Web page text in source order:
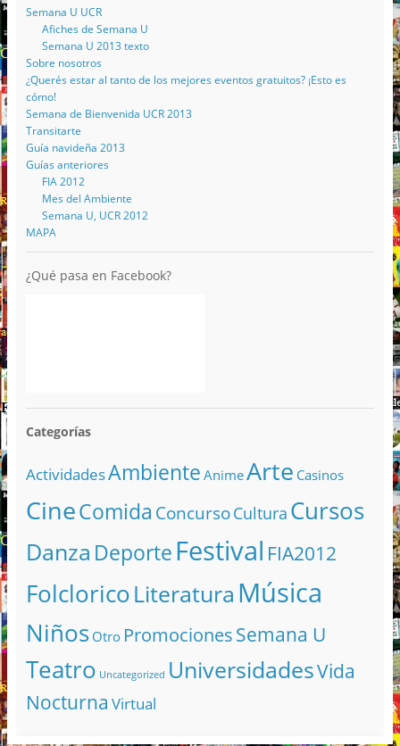
Semana U UCR
Afiches de Semana U
Semana U 2013 texto
Sobre nosotros
¿Querés estar al tanto de los mejores eventos gratuitos? ¡Esto es
cómo!
Semana de Bienvenida UCR 2013
Transitarte
Guía navideña 2013
Guías anteriores
FIA 2012
Mes del Ambiente
Semana U, UCR 2012
MAPA
¿Qué pasa en Facebook?
Categorías
ActividadesAmbiente AnimeArte Casinos
CineComida ConcursoCultura Cursos
Danza DeporteFestival FIA2012
FolcloricoLiteratura Música
Niños Otro PromocionesSemana U
Teatro Uncategorized UniversidadesVida
Nocturna Virtual